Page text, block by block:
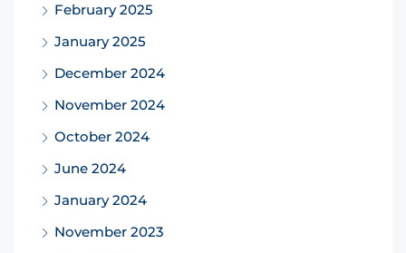
February 2025
January 2025
December 2024
November 2024
October 2024
June 2024
January 2024
November 2023